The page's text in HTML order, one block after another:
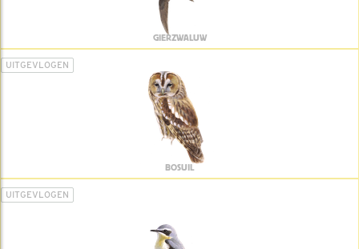
GIERZWALUW
UITGEVLOGEN
BOSUIL
UITGEVLOGEN